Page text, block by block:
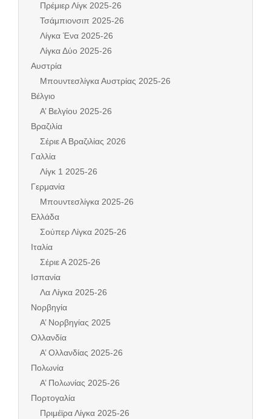
Πρέμιερ Λίγκ 2025-26
Τσάμπιονσιπ 2025-26
Λίγκα Ένα 2025-26
Λίγκα Δύο 2025-26
Αυστρία
Μπουντεσλίγκα Αυστρίας 2025-26
Βέλγιο
Α’ Βελγίου 2025-26
Βραζιλία
Σέριε Α Βραζιλίας 2026
Γαλλία
Λίγκ 1 2025-26
Γερμανία
Μπουντεσλίγκα 2025-26
Ελλάδα
Σούπερ Λίγκα 2025-26
Ιταλία
Σέριε Α 2025-26
Ισπανία
Λα Λίγκα 2025-26
Νορβηγία
Α’ Νορβηγίας 2025
Ολλανδία
Α’ Ολλανδίας 2025-26
Πολωνία
Α’ Πολωνίας 2025-26
Πορτογαλία
Πριμέϊρα Λίγκα 2025-26